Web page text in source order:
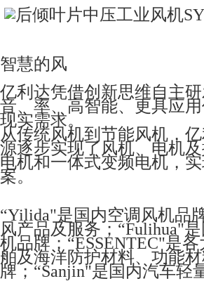
智慧的风
亿利达凭借创新思维自主
音、率、高智能、更具应
现实需求。
从传统风机到节能风机，
源逐步实现了风机、电机
电机和一体式变频电机，
案。
“Yilida"是国内空调风机品
风产品及服务；“Fulihua"
机品牌；“ESSENTEC"是
舶及海洋防护材料、功能
牌；“Sanjin"是国内汽车轻